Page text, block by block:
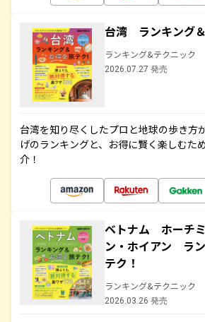
台湾 ランキング
ランキング&テクニック
2026.07.27 発売
台湾を知り尽くしたプロと地球の歩き方
げのランキングと、お得に賢く楽しむた
介！
ベトナム ホーチ
ン・ホイアン ラ
テク！
ランキング&テクニック
2026.03.26 発売